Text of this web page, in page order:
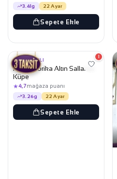
3.41g 22 Ayar
Sepete Ekle
28.599,99 TL
1
SALLANTILI
Halka Dorika Altın Sallantılı
Küpe
★4,7mağaza puanı
3.26g 22 Ayar
Sepete Ekle